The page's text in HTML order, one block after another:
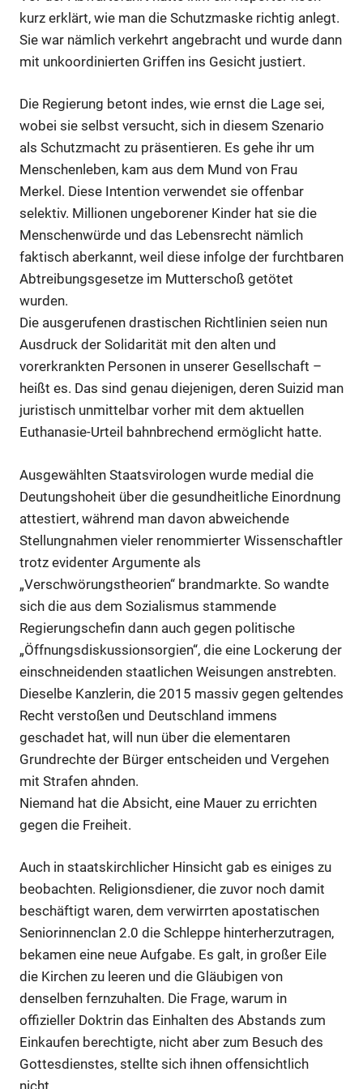
kurz erklärt, wie man die Schutzmaske richtig anlegt.
Sie war nämlich verkehrt angebracht und wurde dann
mit unkoordinierten Griffen ins Gesicht justiert.
Die Regierung betont indes, wie ernst die Lage sei,
wobei sie selbst versucht, sich in diesem Szenario
als Schutzmacht zu präsentieren. Es gehe ihr um
Menschenleben, kam aus dem Mund von Frau
Merkel. Diese Intention verwendet sie offenbar
selektiv. Millionen ungeborener Kinder hat sie die
Menschenwürde und das Lebensrecht nämlich
faktisch aberkannt, weil diese infolge der furchtbaren
Abtreibungsgesetze im Mutterschoß getötet
wurden.
Die ausgerufenen drastischen Richtlinien seien nun
Ausdruck der Solidarität mit den alten und
vorerkrankten Personen in unserer Gesellschaft –
heißt es. Das sind genau diejenigen, deren Suizid man
juristisch unmittelbar vorher mit dem aktuellen
Euthanasie-Urteil bahnbrechend ermöglicht hatte.
Ausgewählten Staatsvirologen wurde medial die
Deutungshoheit über die gesundheitliche Einordnung
attestiert, während man davon abweichende
Stellungnahmen vieler renommierter Wissenschaftler
trotz evidenter Argumente als
„Verschwörungstheorien“ brandmarkte. So wandte
sich die aus dem Sozialismus stammende
Regierungschefin dann auch gegen politische
„Öffnungsdiskussionsorgien“, die eine Lockerung der
einschneidenden staatlichen Weisungen anstrebten.
Dieselbe Kanzlerin, die 2015 massiv gegen geltendes
Recht verstoßen und Deutschland immens
geschadet hat, will nun über die elementaren
Grundrechte der Bürger entscheiden und Vergehen
mit Strafen ahnden.
Niemand hat die Absicht, eine Mauer zu errichten
gegen die Freiheit.
Auch in staatskirchlicher Hinsicht gab es einiges zu
beobachten. Religionsdiener, die zuvor noch damit
beschäftigt waren, dem verwirrten apostatischen
Seniorinnenclan 2.0 die Schleppe hinterherzutragen,
bekamen eine neue Aufgabe. Es galt, in großer Eile
die Kirchen zu leeren und die Gläubigen von
denselben fernzuhalten. Die Frage, warum in
offizieller Doktrin das Einhalten des Abstands zum
Einkaufen berechtigte, nicht aber zum Besuch des
Gottesdienstes, stellte sich ihnen offensichtlich